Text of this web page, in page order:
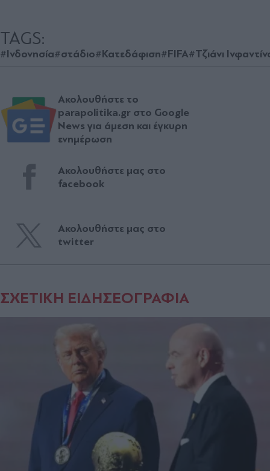
TAGS:
#Ινδονησία#στάδιο#Κατεδάφιση#FIFA#Τζιάνι
Ακολουθήστε το
parapolitika.gr στο Google
News για άμεση και έγκυρη
ενημέρωση
Ακολουθήστε μας στο
facebook
Ακολουθήστε μας στο
twitter
ΣΧΕΤΙΚΗ ΕΙΔΗΣΕΟΓΡΑΦΙΑ